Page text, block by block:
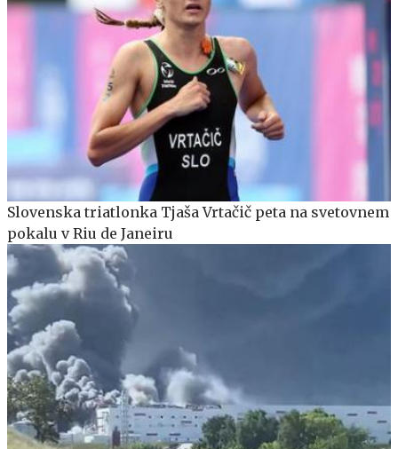
Slovenska triatlonka Tjaša Vrtačič peta na svetovnem
pokalu v Riu de Janeiru